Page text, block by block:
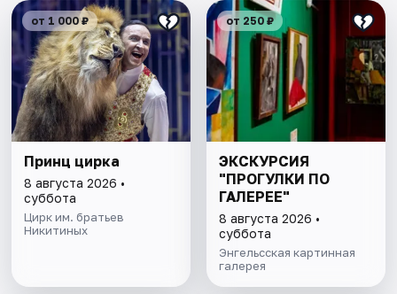
от 1 000 ₽
Принц цирка
8 августа 2026 •
суббота
Цирк им. братьев
Никитиных
от 250 ₽
ЭКСКУРСИЯ
"ПРОГУЛКИ ПО
ГАЛЕРЕЕ"
8 августа 2026 •
суббота
Энгельсская картинная
галерея